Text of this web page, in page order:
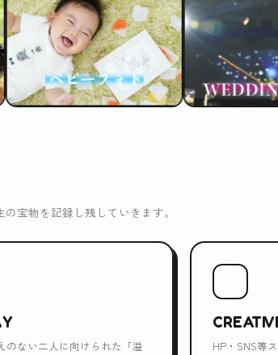
宝物を記録し残していきます。
ない二人に向けられた「溢
HP・SNS等